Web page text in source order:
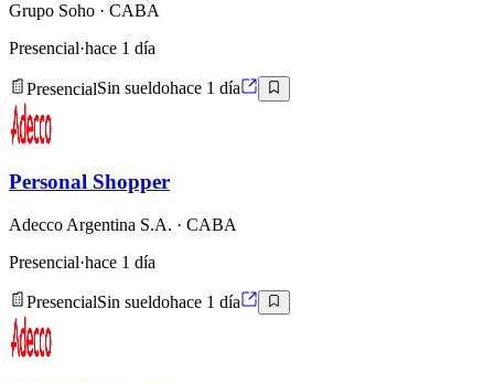
Grupo Soho · CABA
Presencial·hace 1 día
PresencialSin sueldohace 1 día
Personal Shopper
Adecco Argentina S.A. · CABA
Presencial·hace 1 día
PresencialSin sueldohace 1 día